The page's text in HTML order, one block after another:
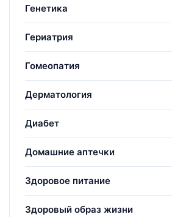
Генетика
Гериатрия
Гомеопатия
Дерматология
Диабет
Домашние аптечки
Здоровое питание
Здоровый образ жизни